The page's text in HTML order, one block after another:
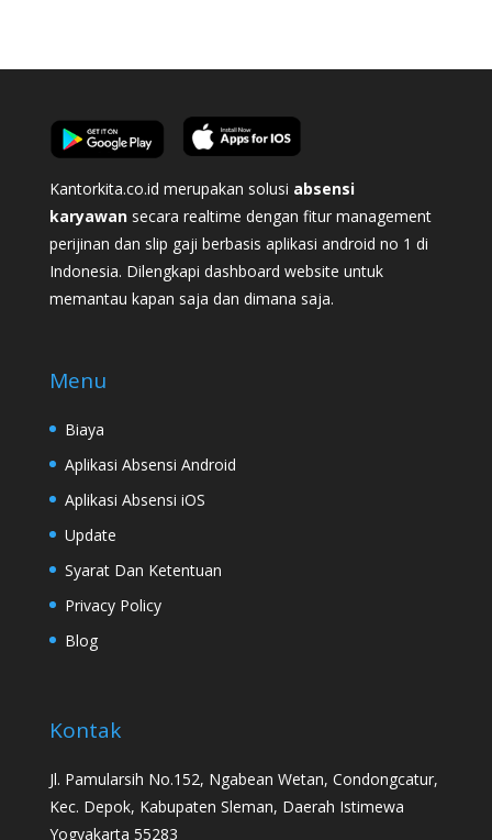
Kantorkita.co.id merupakan solusi absensi
karyawan secara realtime dengan fitur management
perijinan dan slip gaji berbasis aplikasi android no 1 di
Indonesia. Dilengkapi dashboard website untuk
memantau kapan saja dan dimana saja.
Menu
Biaya
Aplikasi Absensi Android
Aplikasi Absensi iOS
Update
Syarat Dan Ketentuan
Privacy Policy
Blog
Kontak
Jl. Pamularsih No.152, Ngabean Wetan, Condongcatur,
Kec. Depok, Kabupaten Sleman, Daerah Istimewa
Yogyakarta 55283